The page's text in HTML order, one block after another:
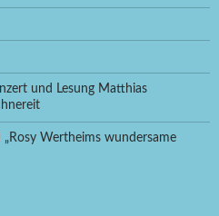
und Lesung Matthias
Wertheims wundersame